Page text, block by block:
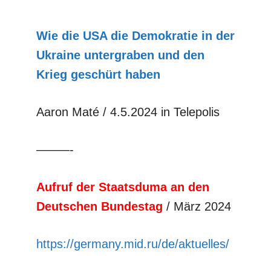
Wie die USA die Demokratie in der
Ukraine untergraben und den
Krieg geschürt haben
Aaron Maté / 4.5.2024 in Telepolis
–––––-
Aufruf der Staatsduma an den
Deutschen Bundestag / März 2024
https://germany.mid.ru/de/aktuelles/